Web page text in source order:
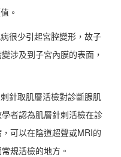
。
很少引起宮腔變形，故子
涉及到子宮內膜的表面，
針取肌層活檢對診斷腺肌
者認為肌層針刺活檢在診
可以在陰道超聲或MRI的
規活檢的地方。